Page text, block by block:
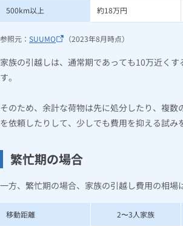
500km以上 約18万円
参照元： SUUMO （2023年8月時点）
家族の引越しは、通常期であっても10万近くす
す。
そのため、余計な荷物は先に処分したり、複数
を依頼したりして、少しでも費用を抑える試み
繁忙期の場合
一方、繁忙期の場合、家族の引越し費用の相場
移動距離 2〜3人家族